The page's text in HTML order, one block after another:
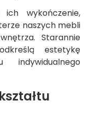
wykończenie,
naszych mebli
Starannie
estetykę
indywidualnego